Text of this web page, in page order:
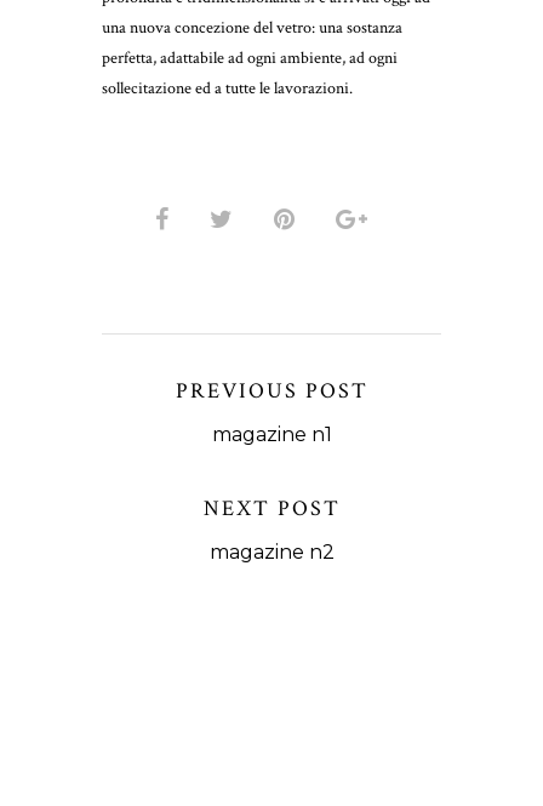
una nuova concezione del vetro: una sostanza
perfetta, adattabile ad ogni ambiente, ad ogni
sollecitazione ed a tutte le lavorazioni.
PREVIOUS POST
magazine n1
NEXT POST
magazine n2